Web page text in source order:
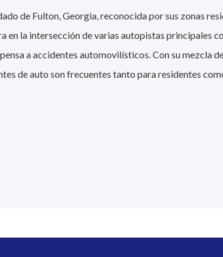
de Fulton, Georgia, reconocida por sus zonas
en la intersección de varias autopistas principales
a accidentes automovilísticos. Con su mezcla
de auto son frecuentes tanto para residentes